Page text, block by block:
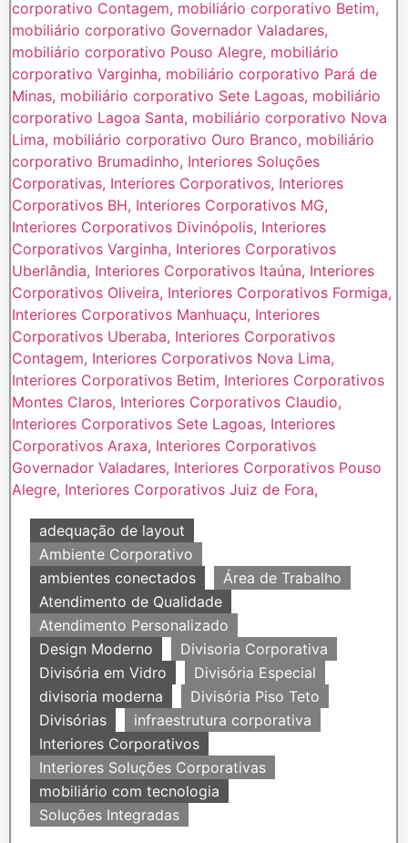
adequação de layout
Ambiente Corporativo
ambientes conectados
Área de Trabalho
Atendimento de Qualidade
Atendimento Personalizado
Design Moderno
Divisoria Corporativa
Divisória em Vidro
Divisória Especial
divisoria moderna
Divisória Piso Teto
Divisórias
infraestrutura corporativa
Interiores Corporativos
Interiores Soluções Corporativas
mobiliário com tecnologia
Soluções Integradas